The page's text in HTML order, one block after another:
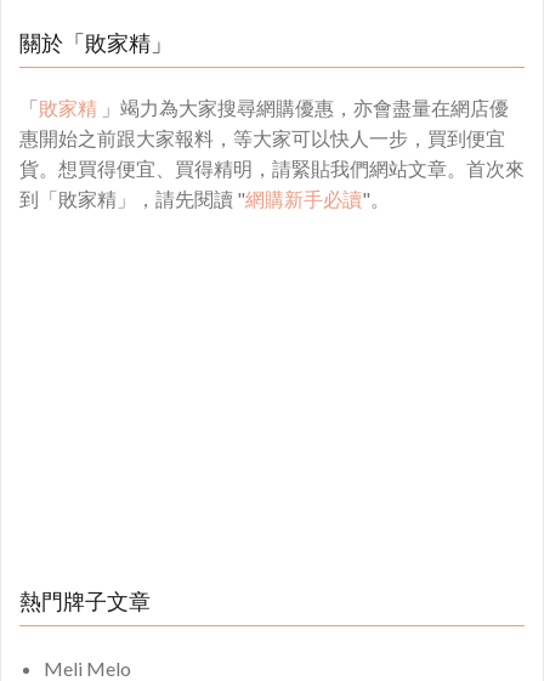
關於「敗家精」
「敗家精 」竭力為大家搜尋網購優惠，亦會盡量在網店優
惠開始之前跟大家報料，等大家可以快人一步，買到便宜
貨。想買得便宜、買得精明，請緊貼我們網站文章。首次來
到「敗家精」，請先閱讀 "網購新手必讀"。
熱門牌子文章
Meli Melo